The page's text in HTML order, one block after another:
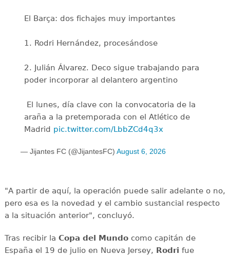
El Barça: dos fichajes muy importantes
1. Rodri Hernández, procesándose
2. Julián Álvarez. Deco sigue trabajando para
poder incorporar al delantero argentino
️ El lunes, día clave con la convocatoria de la
araña a la pretemporada con el Atlético de
Madrid pic.twitter.com/LbbZCd4q3x
— Jijantes FC (@JijantesFC) August 6, 2026
"A partir de aquí, la operación puede salir adelante o no,
pero esa es la novedad y el cambio sustancial respecto
a la situación anterior", concluyó.
Tras recibir la Copa del Mundocomo capitán de
España el 19 de julio en Nueva Jersey, Rodri fue